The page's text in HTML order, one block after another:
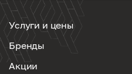
Услуги и цены
Бренды
Акции